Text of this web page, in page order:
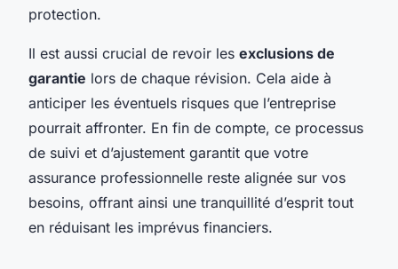
protection.
Il est aussi crucial de revoir les exclusions de
garantie lors de chaque révision. Cela aide à
anticiper les éventuels risques que l’entreprise
pourrait affronter. En fin de compte, ce processus
de suivi et d’ajustement garantit que votre
assurance professionnelle reste alignée sur vos
besoins, offrant ainsi une tranquillité d’esprit tout
en réduisant les imprévus financiers.